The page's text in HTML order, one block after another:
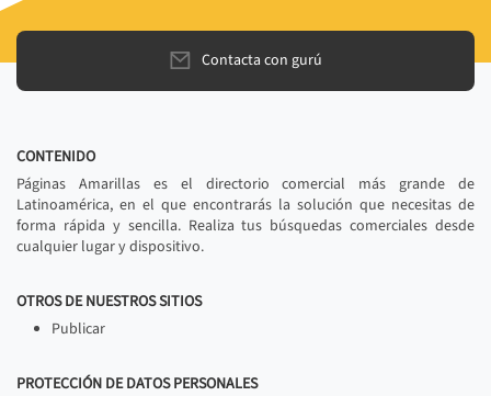
Contacta con gurú
CONTENIDO
Páginas Amarillas es el directorio comercial más grande de
Latinoamérica, en el que encontrarás la solución que necesitas de
forma rápida y sencilla. Realiza tus búsquedas comerciales desde
cualquier lugar y dispositivo.
OTROS DE NUESTROS SITIOS
Publicar
PROTECCIÓN DE DATOS PERSONALES